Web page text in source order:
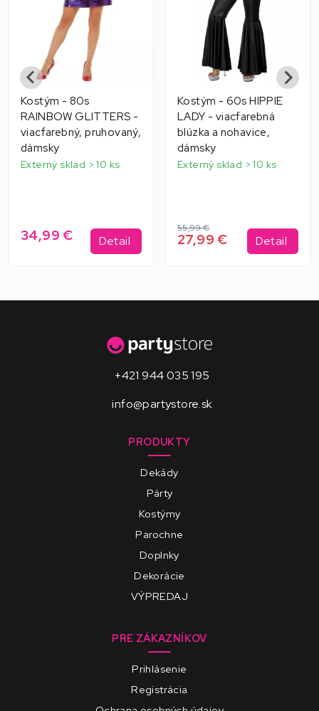
Kostým - 80s
RAINBOW GLITTERS -
viacfarebný, pruhovaný,
dámsky
Externý sklad > 10 ks
34,99 € Detail
Kostým - 60s HIPPIE
LADY - viacfarebná
blúzka a nohavice,
dámsky
Externý sklad > 10 ks
55,99 €
27,99 € Detail
+421 944 035 195
info@partystore.sk
PRODUKTY
Dekády
Párty
Kostýmy
Parochne
Doplnky
Dekorácie
VÝPREDAJ
PRE ZÁKAZNÍKOV
Prihlásenie
Registrácia